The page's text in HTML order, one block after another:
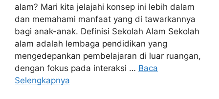
alam? Mari kita jelajahi konsep ini lebih dalam
dan memahami manfaat yang di tawarkannya
bagi anak-anak. Definisi Sekolah Alam Sekolah
alam adalah lembaga pendidikan yang
mengedepankan pembelajaran di luar ruangan,
dengan fokus pada interaksi … Baca
Selengkapnya